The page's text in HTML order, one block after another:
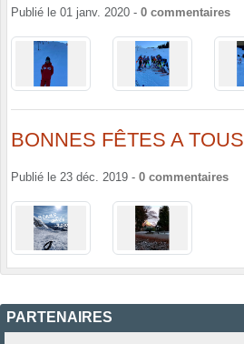
Publié le 01 janv. 2020 - 0 commentaires
BONNES FÊTES A TOUS
Publié le 23 déc. 2019 - 0 commentaires
PARTENAIRES